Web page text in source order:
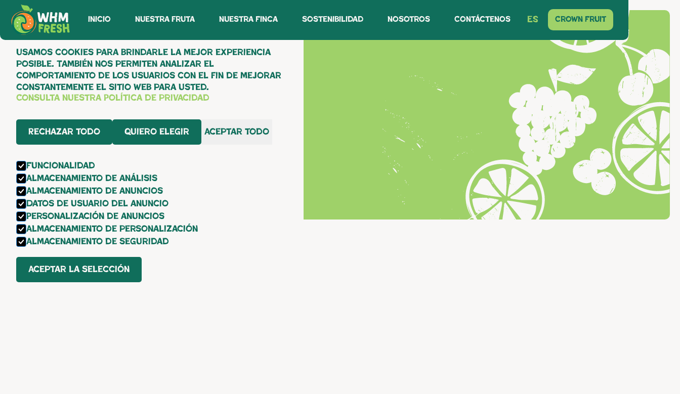
inicio nuestra fruta nuestra Finca sostenibilidad nosotros Contáctenos ES Crown Fruit
Configuración de cookies
Usamos cookies para brindarle la mejor experiencia
posible. También nos permiten analizar el
comportamiento de los usuarios con el fin de mejorar
constantemente el sitio web para usted.
Consulta nuestra Política de privacidad
Rechazar todo Quiero elegir Aceptar todo
Funcionalidad
Almacenamiento de análisis
Almacenamiento de anuncios
Datos de usuario del anuncio
Personalización de anuncios
Almacenamiento de personalización
Almacenamiento de seguridad
Aceptar la selección
Nuestra Finca
En Agrícola León cultivamos más de 110 hectáreas
de uvas de mesa, incluidas las variedades Sweet
Celebration, Allison, Red Globe, Sweet Jubilee y
producción de uvas frescas destinadas al mercado
de uvas secas (pasas).